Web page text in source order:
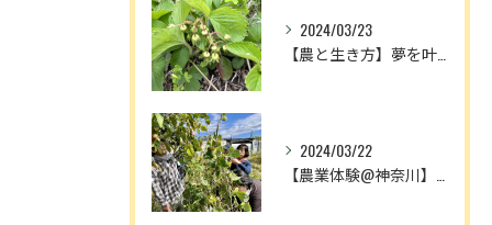
2024/03/23
2024/03/22